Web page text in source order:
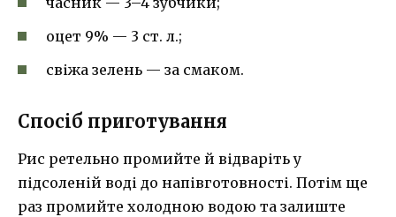
оцет 9% — 3 ст. л.;
свіжа зелень — за смаком.
Спосіб приготування
Рис ретельно промийте й відваріть у
підсоленій воді до напівготовності. Потім ще
раз промийте холодною водою та залиште